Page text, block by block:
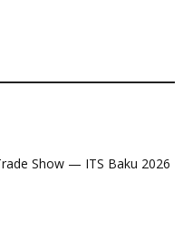
Show — ITS Baku 2026